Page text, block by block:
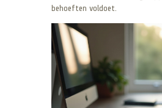
behoeften voldoet.